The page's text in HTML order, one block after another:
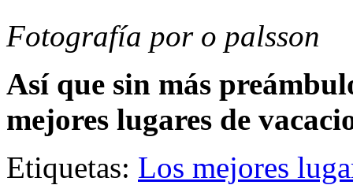
Fotografía por o palsson
Así que sin más
mejores lugares de
Etiquetas: Los mejores